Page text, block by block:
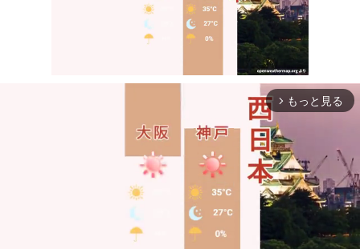
Mute
arrow_forward_ios もっと見る